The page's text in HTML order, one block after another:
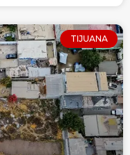
TIJUANA